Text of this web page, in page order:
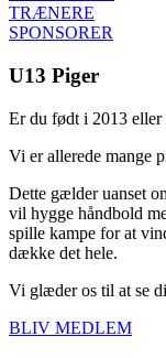
TRÆNERE
SPONSORER
U13 Piger
Er du født i 2013 eller
Vi er allerede mange
Dette gælder uanset
vil hygge håndbold
spille kampe for at
dække det hele.
Vi glæder os til at se
BLIV MEDLEM